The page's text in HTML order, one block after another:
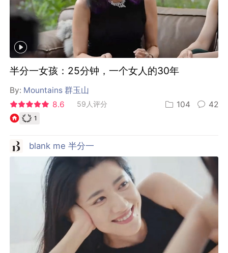
半分一女孩：25分钟，一个女人的30年
By: Mountains 群玉山
8.6
59人评分 104 42
1
blank me 半分一